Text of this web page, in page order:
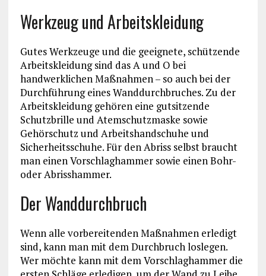
Werkzeug und Arbeitskleidung
Gutes Werkzeuge und die geeignete, schützende
Arbeitskleidung sind das A und O bei
handwerklichen Maßnahmen – so auch bei der
Durchführung eines Wanddurchbruches. Zu der
Arbeitskleidung gehören eine gutsitzende
Schutzbrille und Atemschutzmaske sowie
Gehörschutz und Arbeitshandschuhe und
Sicherheitsschuhe. Für den Abriss selbst braucht
man einen Vorschlaghammer sowie einen Bohr-
oder Abrisshammer.
Der Wanddurchbruch
Wenn alle vorbereitenden Maßnahmen erledigt
sind, kann man mit dem Durchbruch loslegen.
Wer möchte kann mit dem Vorschlaghammer die